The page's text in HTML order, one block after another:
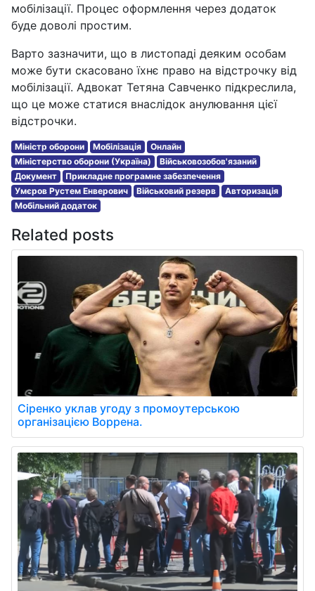
мобілізації. Процес оформлення через додаток
буде доволі простим.
Варто зазначити, що в листопаді деяким особам
може бути скасовано їхнє право на відстрочку від
мобілізації. Адвокат Тетяна Савченко підкреслила,
що це може статися внаслідок анулювання цієї
відстрочки.
Міністр оборони Мобілізація
Онлайн
Міністерство оборони (Україна)
Військовозобов'язаний
Документ
Прикладне програмне забезпечення
Умєров Рустем Енверович
Військовий резерв
Авторизація
Мобільний додаток
Related posts
Сіренко уклав угоду з промоутерською
організацією Воррена.